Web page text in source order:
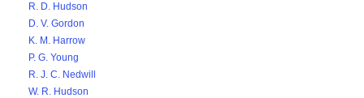
R. D. Hudson
D. V. Gordon
K. M. Harrow
P. G. Young
R. J. C. Nedwill
W. R. Hudson